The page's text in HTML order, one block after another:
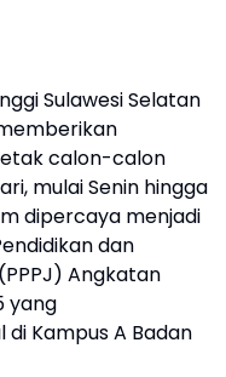
Sulawesi Selatan
calon-calon
mulai Senin hingga
dipercaya menjadi
dan
Angkatan
yang
Kampus A Badan